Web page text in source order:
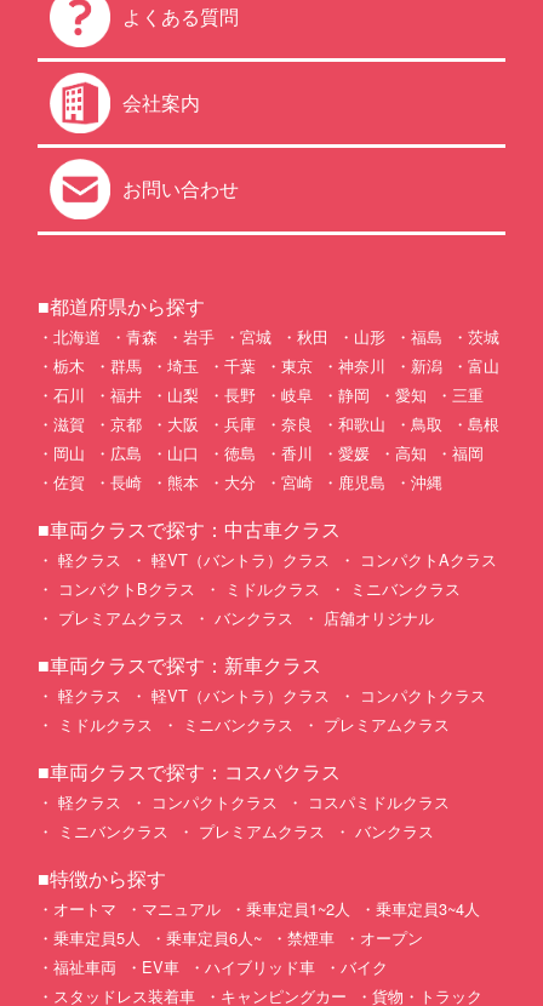
よくある質問
会社案内
お問い合わせ
■都道府県から探す
北海道 青森 岩手 宮城 秋田 山形 福島
茨城
栃木
群馬 埼玉 千葉 東京 神奈川 新潟
富山
石川
福井 山梨 長野 岐阜 静岡 愛知
三重
滋賀
京都 大阪 兵庫 奈良 和歌山 鳥取
島根
岡山
広島 山口 徳島 香川 愛媛 高知
福岡
佐賀
長崎 熊本 大分 宮崎 鹿児島 沖縄
■車両クラスで探す：中古車クラス
軽クラス 軽VT（バントラ）クラス
コンパクトAクラス
コンパクトBクラス
ミドルクラス
ミニバンクラス
プレミアムクラス
バンクラス 店舗オリジナル
■車両クラスで探す：新車クラス
軽クラス 軽VT（バントラ）クラス
コンパクトクラス
ミドルクラス
ミニバンクラス プレミアムクラス
■車両クラスで探す：コスパクラス
軽クラス コンパクトクラス
コスパミドルクラス
ミニバンクラス
プレミアムクラス バンクラス
■特徴から探す
オートマ マニュアル 乗車定員1~2人
乗車定員3~4人
乗車定員5人
乗車定員6人~ 禁煙車
オープン
福祉車両
EV車 ハイブリッド車
バイク
スタッドレス装着車
キャンピングカー 貨物・トラック